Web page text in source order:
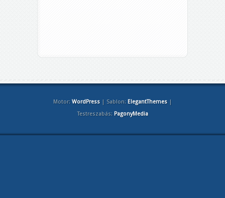
Motor: WordPress| Sablon: ElegantThemes|
Testreszabás: PagonyMedia